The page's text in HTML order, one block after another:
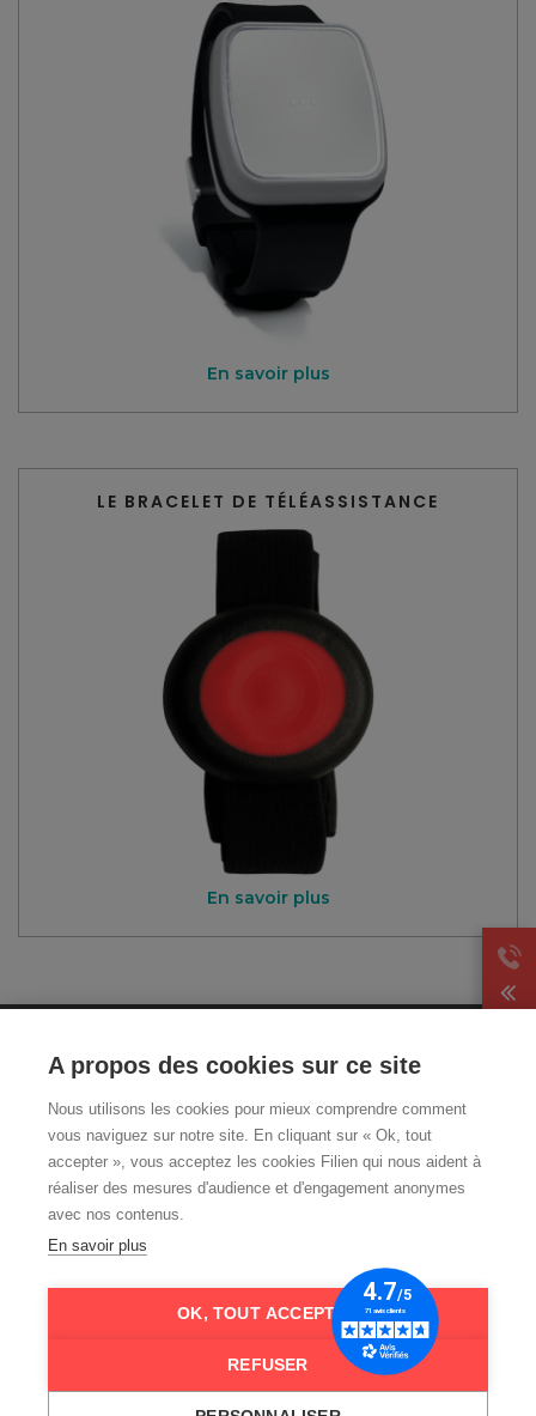
En savoir plus
LE BRACELET DE TÉLÉASSISTANCE
En savoir plus
CGA
Politique de
confidentialité
Livraison et retour
Qui sommes-nous ?
FAQ
A propos des cookies sur ce site
Nous utilisons les cookies pour mieux comprendre comment
vous naviguez sur notre site. En cliquant sur « Ok, tout
accepter », vous acceptez les cookies Filien qui nous aident à
réaliser des mesures d'audience et d'engagement anonymes
avec nos contenus.
En savoir plus
OK, TOUT ACCEPTER
REFUSER